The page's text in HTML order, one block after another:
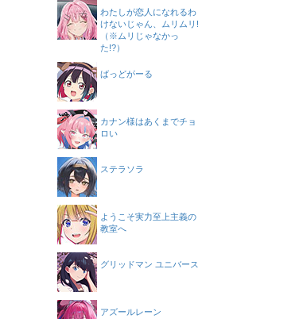
わたしが恋人になれるわ
けないじゃん、ムリムリ!
（※ムリじゃなかっ
た!?）
ばっどがーる
カナン様はあくまでチョ
ロい
ステラソラ
ようこそ実力至上主義の
教室へ
グリッドマン ユニバース
アズールレーン